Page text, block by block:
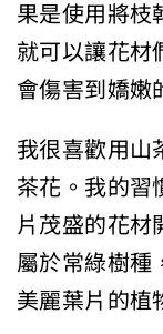
果是使用將
就可以讓花
會傷害到嬌嫩
我很喜歡用
茶花。我的
片茂盛的花
屬於常綠樹
美麗葉片的植